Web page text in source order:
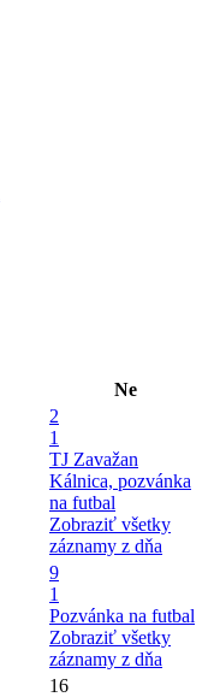
Ne
2
1
TJ Zavažan
Kálnica, pozvánka
na futbal
Zobraziť všetky
záznamy z dňa
9
1
Pozvánka na futbal
Zobraziť všetky
záznamy z dňa
16